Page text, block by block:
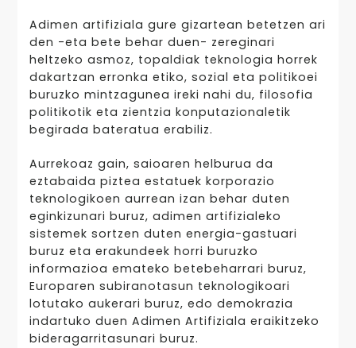
Adimen artifiziala gure gizartean betetzen ari
den -eta bete behar duen- zereginari
heltzeko asmoz, topaldiak teknologia horrek
dakartzan erronka etiko, sozial eta politikoei
buruzko mintzagunea ireki nahi du, filosofia
politikotik eta zientzia konputazionaletik
begirada bateratua erabiliz.
Aurrekoaz gain, saioaren helburua da
eztabaida piztea estatuek korporazio
teknologikoen aurrean izan behar duten
eginkizunari buruz, adimen artifizialeko
sistemek sortzen duten energia-gastuari
buruz eta erakundeek horri buruzko
informazioa emateko betebeharrari buruz,
Europaren subiranotasun teknologikoari
lotutako aukerari buruz, edo demokrazia
indartuko duen Adimen Artifiziala eraikitzeko
bideragarritasunari buruz.